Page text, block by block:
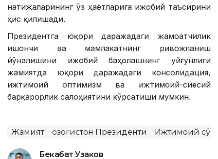
натижаларининг ўз ҳаётларига ижобий таъсирини
ҳис қилишади.
Президентга юқори даражадаги жамоатчилик
ишончи ва мамлакатнинг ривожланиш
йўналишини ижобий баҳолашнинг уйғунлиги
жамиятда юқори даражадаги консолидация,
ижтимоий оптимизм ва ижтимоий-сиёсий
барқарорлик салоҳиятини кўрсатиши мумкин.
Жамият Қозоғистон Президенти Ижтимоий
Бекабат Узаков